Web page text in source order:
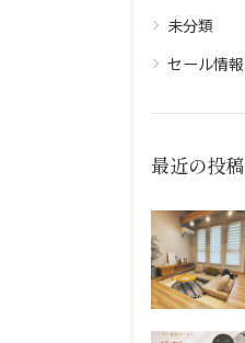
未分類
セール情報
最近の投稿